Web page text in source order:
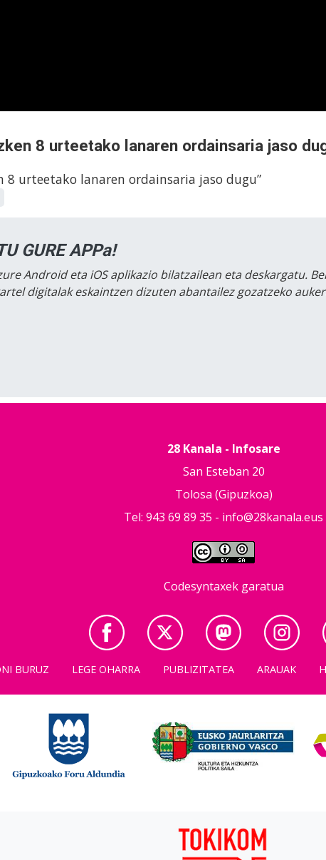
8 urteetako lanaren ordainsaria jaso
8 urteetako lanaren ordainsaria jaso dugu”
GURE APPa!
Android eta iOS aplikazio bilatzailean eta deskargatu.
digitalak eskaintzen dizuten abantailez gozatzeko
28 Kanala - Infosare
San Esteban 20
Tolosa (Gipuzkoa)
Tel: 943 69 89 35 - info@28kanala.eus
Codesyntaxek garatua
BURUZ LEGE OHARRA PUBLIZITATEA ARAUAK